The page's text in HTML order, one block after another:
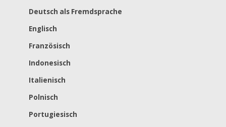
Deutsch als Fremdsprache
Englisch
Französisch
Indonesisch
Italienisch
Polnisch
Portugiesisch